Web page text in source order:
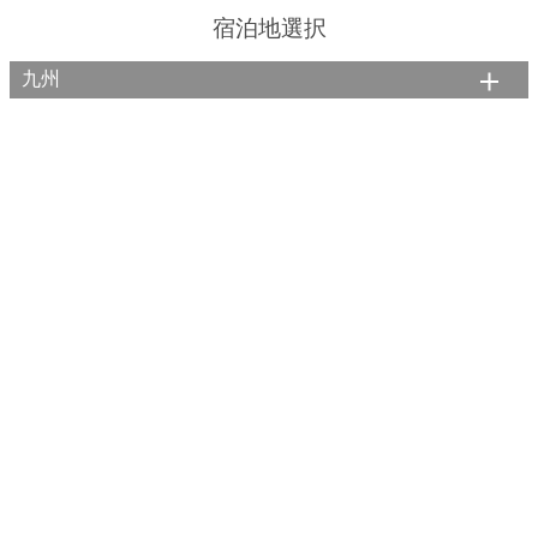
宿泊地選択
九州